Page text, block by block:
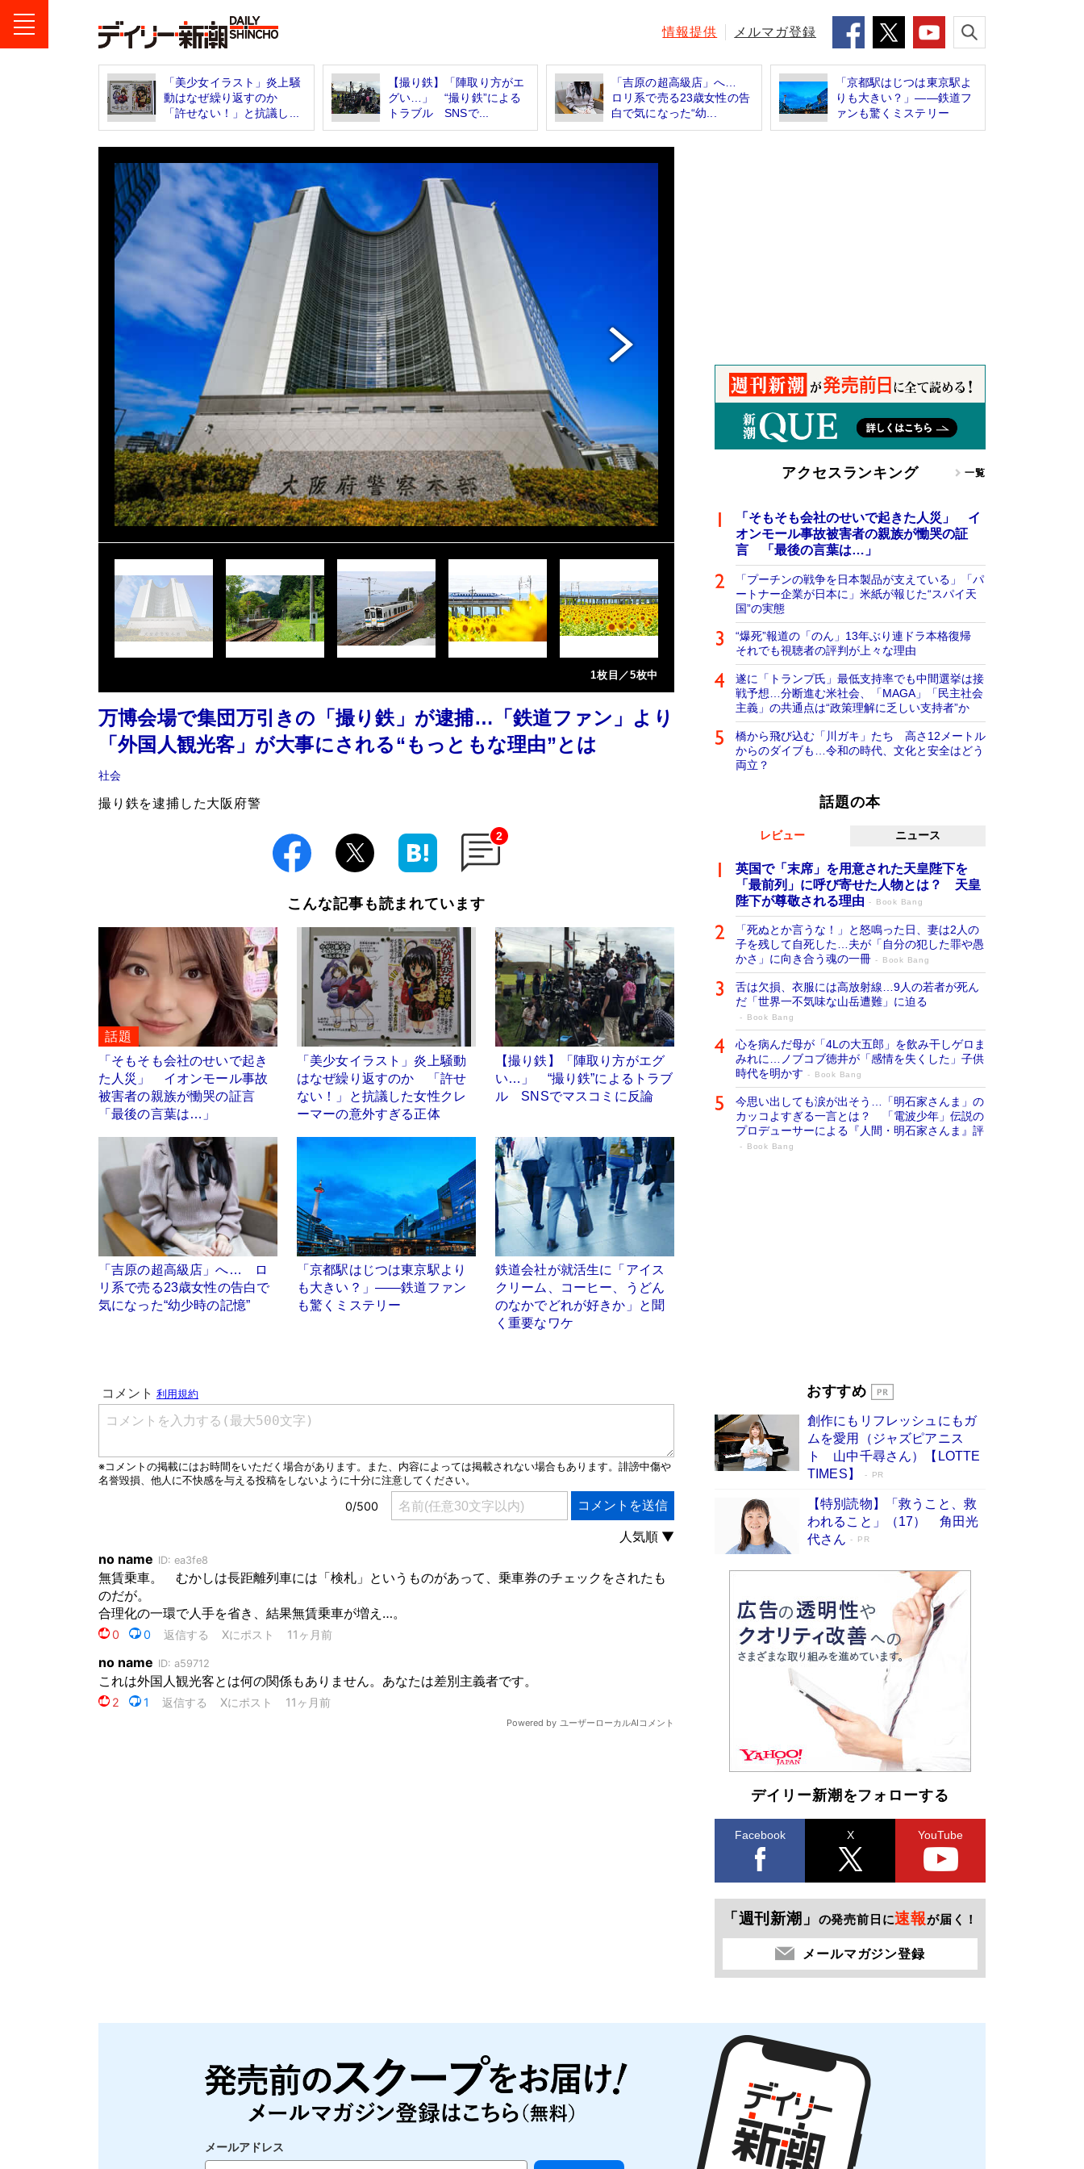
情報提供 メルマガ登録
「美少女イラスト」炎上騒
動はなぜ繰り返すのか
「許せない！」と抗議し...
【撮り鉄】「陣取り方がエ
グい…」 “撮り鉄”による
トラブル SNSで...
「吉原の超高級店」へ…
ロリ系で売る23歳女性の告
白で気になった“幼...
「京都駅はじつは東京駅よ
りも大きい？」――鉄道フ
ァンも驚くミステリー
1枚目／5枚中
万博会場で集団万引きの「撮り鉄」が逮捕…「鉄道ファン」より
「外国人観光客」が大事にされる“もっともな理由”とは
社会
撮り鉄を逮捕した大阪府警
2
こんな記事も読まれています
話題
「そもそも会社のせいで起き
た人災」 イオンモール事故
被害者の親族が慟哭の証言
「最後の言葉は…」
「美少女イラスト」炎上騒動
はなぜ繰り返すのか 「許せ
ない！」と抗議した女性クレ
ーマーの意外すぎる正体
【撮り鉄】「陣取り方がエグ
い…」 “撮り鉄”によるトラブ
ル SNSでマスコミに反論
「吉原の超高級店」へ… ロ
リ系で売る23歳女性の告白で
気になった“幼少時の記憶”
「京都駅はじつは東京駅より
も大きい？」――鉄道ファン
も驚くミステリー
鉄道会社が就活生に「アイス
クリーム、コーヒー、うどん
のなかでどれが好きか」と聞
く重要なワケ
アクセスランキング 一覧
「そもそも会社のせいで起きた人災」 イ
オンモール事故被害者の親族が慟哭の証
言 「最後の言葉は…」
「プーチンの戦争を日本製品が支えている」「パ
ートナー企業が日本に」米紙が報じた“スパイ天
国”の実態
“爆死”報道の「のん」13年ぶり連ドラ本格復帰
それでも視聴者の評判が上々な理由
遂に「トランプ氏」最低支持率でも中間選挙は接
戦予想…分断進む米社会、「MAGA」「民主社会
主義」の共通点は“政策理解に乏しい支持者”か
橋から飛び込む「川ガキ」たち 高さ12メートル
からのダイブも…令和の時代、文化と安全はどう
両立？
話題の本
レビュー ニュース
英国で「末席」を用意された天皇陛下を
「最前列」に呼び寄せた人物とは？ 天皇
陛下が尊敬される理由
Book Bang
「死ぬとか言うな！」と怒鳴った日、妻は2人の
子を残して自死した…夫が「自分の犯した罪や愚
かさ」に向き合う魂の一冊
Book Bang
舌は欠損、衣服には高放射線…9人の若者が死ん
だ「世界一不気味な山岳遭難」に迫る
Book Bang
心を病んだ母が「4Lの大五郎」を飲み干しゲロま
みれに…ノブコブ徳井が「感情を失くした」子供
時代を明かす
Book Bang
今思い出しても涙が出そう…「明石家さんま」の
カッコよすぎる一言とは？ 「電波少年」伝説の
プロデューサーによる『人間・明石家さんま』評
Book Bang
開発への関心を押し上げた18年の物語に幕 特装
Book Bang
「不意に涙が出そうに…」高嶋政伸が明かし
た“13歳の娘を暴行する役”への葛藤 インティマ
シーコーディネーターに支えられたNHK『大奥』
おすすめ
創作にもリフレッシュにもガ
ムを愛用（ジャズピアニス
ト 山中千尋さん）【LOTTE
TIMES】
PR
【特別読物】「救うこと、救
われること」（17） 角田光
代さん
PR
デイリー新潮をフォローする
Facebook X YouTube
「週刊新潮」 の発売前日に速報が届く！
メールマガジン登録
メールアドレス